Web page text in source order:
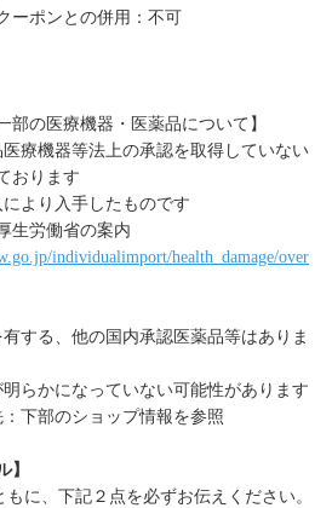
ーポンとの併用：不可
部の医療機器・医薬品について】
医療機器等法上の承認を取得していない
おります
により入手したものです
生労働省の案内
individualimport/health_damage/over
有する、他の国内承認医薬品等はありま
明らかになっていない可能性があります
：下部のショップ情報を参照
】
もに、下記２点を必ずお伝えください。